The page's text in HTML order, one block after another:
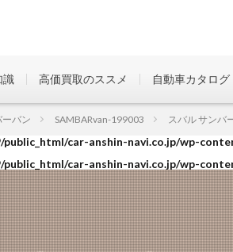
public_html/car-anshin-navi.co.jp/wp-
public_html/car-anshin-navi.co.jp/wp-
public_html/car-anshin-navi.co.jp/wp-
識 高価買取のススメ 自動車カタログ
バン SAMBARvan-199003 スバル サンバ